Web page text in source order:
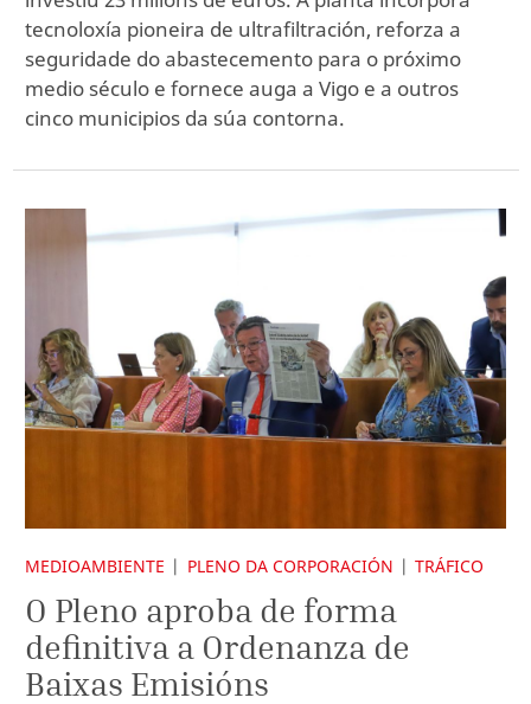
tecnoloxía pioneira de ultrafiltración, reforza a
seguridade do abastecemento para o próximo
medio século e fornece auga a Vigo e a outros
cinco municipios da súa contorna.
MEDIOAMBIENTE PLENO DA CORPORACIÓN TRÁFICO
O Pleno aproba de forma
definitiva a Ordenanza de
Baixas Emisións